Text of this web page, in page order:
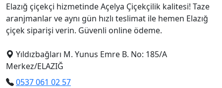
Elazığ çiçekçi hizmetinde Açelya Çiçekçilik kalitesi! Taze
aranjmanlar ve aynı gün hızlı teslimat ile hemen Elazığ
çiçek siparişi verin. Güvenli online ödeme.
Yıldızbağları M. Yunus Emre B. No: 185/A
Merkez/ELAZIĞ
0537 061 02 57